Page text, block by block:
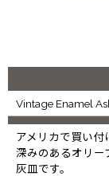
Vintage Enamel
アメリカで買い付
深みのあるオリ
灰皿です。